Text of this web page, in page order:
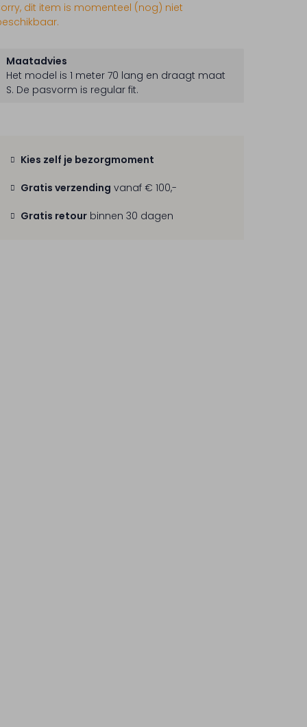
dit item is momenteel (nog) niet
Maatadvies
Het model is 1 meter 70 lang en draagt maat
S. De pasvorm is regular fit.
Kies zelf je bezorgmoment
Gratis verzending vanaf € 100,-
Gratis retour binnen 30 dagen